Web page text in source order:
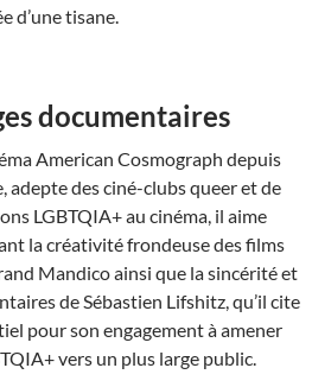
d’une tisane.
documentaires
American Cosmograph depuis
adepte des ciné-clubs queer et de
LGBTQIA+ au cinéma, il aime
la créativité frondeuse des films
Mandico ainsi que la sincérité et
de Sébastien Lifshitz, qu’il cite
pour son engagement à amener
vers un plus large public.